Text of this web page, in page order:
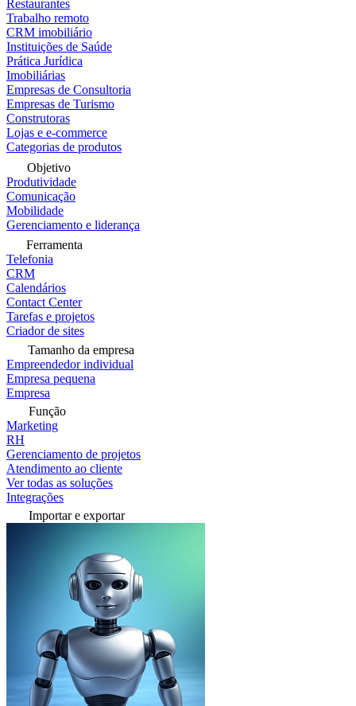
Restaurantes
Trabalho remoto
CRM imobiliário
Instituições de Saúde
Prática Jurídica
Imobiliárias
Empresas de Consultoria
Empresas de Turismo
Construtoras
Lojas e e-commerce
Categorias de produtos
Objetivo
Produtividade
Comunicação
Mobilidade
Gerenciamento e liderança
Ferramenta
Telefonia
CRM
Calendários
Contact Center
Tarefas e projetos
Criador de sites
Tamanho da empresa
Empreendedor individual
Empresa pequena
Empresa
Função
Marketing
RH
Gerenciamento de projetos
Atendimento ao cliente
Ver todas as soluções
Integrações
Importar e exportar